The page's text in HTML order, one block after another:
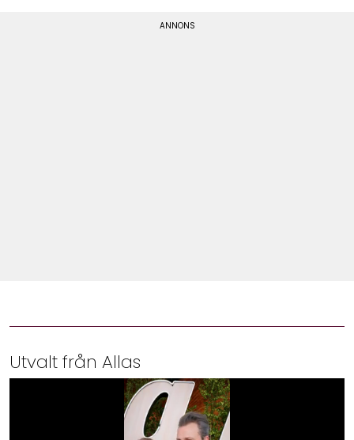
Utvalt från Allas